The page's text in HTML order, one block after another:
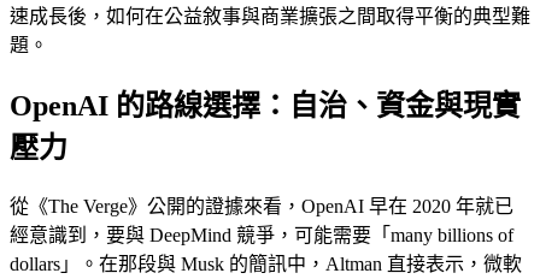
速成長後，如何在公益敘事與商業擴張之間取得平衡的典型難
題。
OpenAI 的路線選擇：自治、資金與現實
壓力
從《The Verge》公開的證據來看，OpenAI 早在 2020 年就已
經意識到，要與 DeepMind 競爭，可能需要「many billions of
dollars」。在那段與 Musk 的簡訊中，Altman 直接表示，微軟